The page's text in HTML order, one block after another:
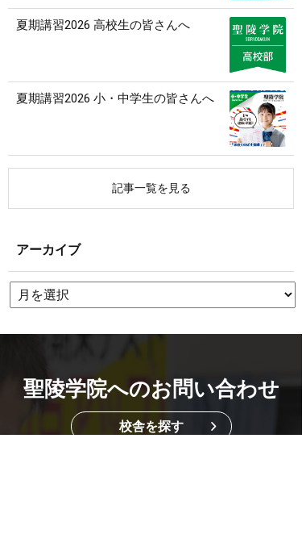
夏期講習2026 高校生の皆さんへ
夏期講習2026 小・中学生の皆さんへ
記事一覧を見る
アーカイブ
聖陵学院へのお問い合わせ
校舎を探す